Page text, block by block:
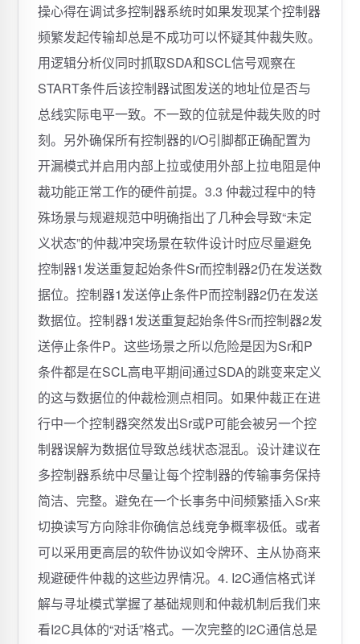
操心得在调试多控制器系统时如果发现某个控制器
频繁发起传输却总是不成功可以怀疑其仲裁失败。
用逻辑分析仪同时抓取SDA和SCL信号观察在
START条件后该控制器试图发送的地址位是否与
总线实际电平一致。不一致的位就是仲裁失败的时
刻。另外确保所有控制器的I/O引脚都正确配置为
开漏模式并启用内部上拉或使用外部上拉电阻是仲
裁功能正常工作的硬件前提。3.3 仲裁过程中的特
殊场景与规避规范中明确指出了几种会导致“未定
义状态”的仲裁冲突场景在软件设计时应尽量避免
控制器1发送重复起始条件Sr而控制器2仍在发送数
据位。控制器1发送停止条件P而控制器2仍在发送
数据位。控制器1发送重复起始条件Sr而控制器2发
送停止条件P。这些场景之所以危险是因为Sr和P
条件都是在SCL高电平期间通过SDA的跳变来定义
的这与数据位的仲裁检测点相同。如果仲裁正在进
行中一个控制器突然发出Sr或P可能会被另一个控
制器误解为数据位导致总线状态混乱。设计建议在
多控制器系统中尽量让每个控制器的传输事务保持
简洁、完整。避免在一个长事务中间频繁插入Sr来
切换读写方向除非你确信总线竞争概率极低。或者
可以采用更高层的软件协议如令牌环、主从协商来
规避硬件仲裁的这些边界情况。4. I2C通信格式详
解与寻址模式掌握了基础规则和仲裁机制后我们来
看I2C具体的“对话”格式。一次完整的I2C通信总是